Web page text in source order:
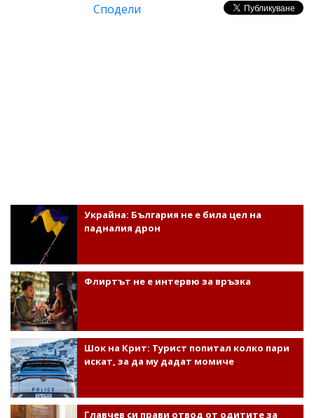
Сподели
Украйна: България не е била цел на
падналия дрон
Флиртът не е интервю за връзка
Шок на Крит: Турист попитал колко пари
искат, за да му дадат момиче
Главчев си прави отвод от одитите за